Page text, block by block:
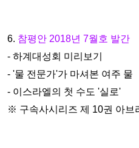
6. 참평안 2018년 7월호 발간
- 하계대성회 미리보기
- '물 전문가'가 마셔본 여주 물
- 이스라엘의 첫 수도 '실로'
※ 구속사시리즈 제 10권 아브